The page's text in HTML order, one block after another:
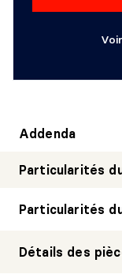
Addenda
Particularités
Particularités
Détails des